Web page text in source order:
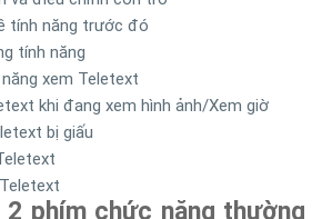
tính năng trước đó
tính năng
xem Teletext
khi đang xem hình ảnh/Xem giờ
bị giấu
2 phím chức năng thường